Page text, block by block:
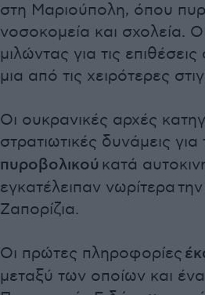
στη Μαριούπολη, όπου
νοσοκομεία και
μιλώντας για τις
μια από τις χειρότερες
Οι ουκρανικές αρχές
στρατιωτικές δυνάμεις
πυροβολικού κατά
εγκατέλειπαν νωρίτερα
Ζαπορίζια.
Οι πρώτες πληροφορίες
μεταξύ των οποίων και